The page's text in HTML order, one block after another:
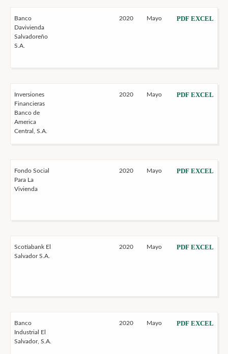
Banco
Davivienda
Salvadoreño
S.A.
2020 Mayo PDF EXCEL
Inversiones
Financieras
Banco de
America
Central, S.A.
2020 Mayo PDF EXCEL
Fondo Social
Para La
Vivienda
2020 Mayo PDF EXCEL
Scotiabank El
Salvador S.A.
2020 Mayo PDF EXCEL
Banco
Industrial El
Salvador, S.A.
2020 Mayo PDF EXCEL